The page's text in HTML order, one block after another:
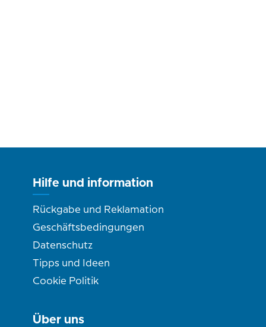
Hilfe und information
Rückgabe und Reklamation
Geschäftsbedingungen
Datenschutz
Tipps und Ideen
Cookie Politik
Über uns